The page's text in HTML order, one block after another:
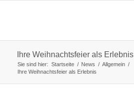
Ihre Weihnachtsfeier als Erlebnis
Sie sind hier: Startseite / News / Allgemein /
Ihre Weihnachtsfeier als Erlebnis